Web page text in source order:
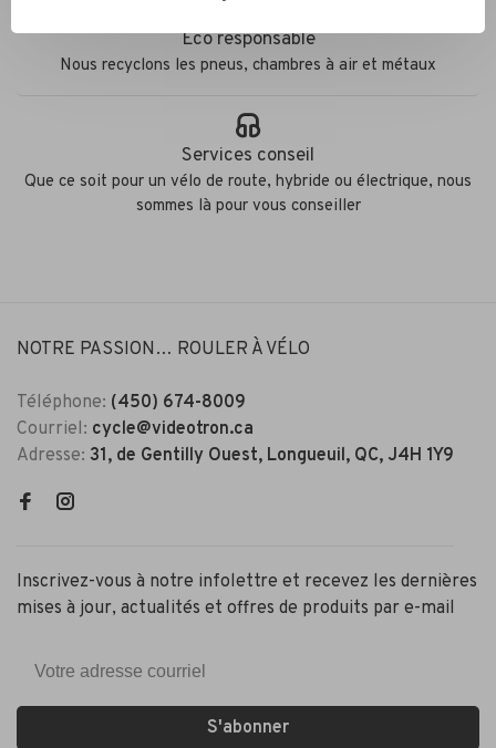
Éco responsable
Nous recyclons les pneus, chambres à air et métaux
Services conseil
Que ce soit pour un vélo de route, hybride ou électrique, nous
sommes là pour vous conseiller
NOTRE PASSION… ROULER À VÉLO
Téléphone: (450) 674-8009
Courriel: cycle@videotron.ca
Adresse: 31, de Gentilly Ouest, Longueuil, QC, J4H 1Y9
Inscrivez-vous à notre infolettre et recevez les dernières
mises à jour, actualités et offres de produits par e-mail
S'abonner